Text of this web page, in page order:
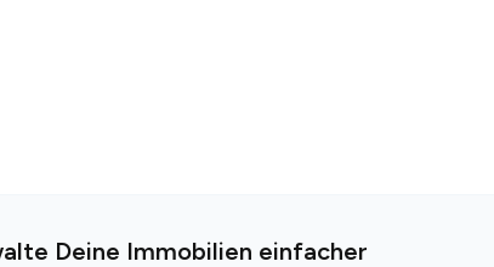
Deine Immobilien einfacher